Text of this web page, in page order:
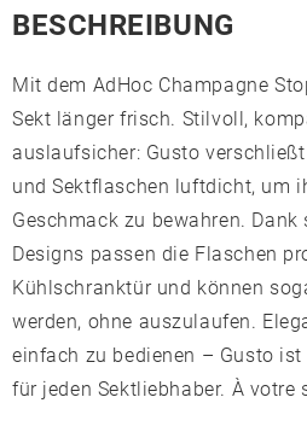
BESCHREIBUNG
Mit dem AdHoc Champagne
Sekt länger frisch. Stilvoll,
auslaufsicher: Gusto
und Sektflaschen luftdicht, um
Geschmack zu bewahren.
Designs passen die Flaschen
Kühlschranktür und können
werden, ohne auszulaufen.
einfach zu bedienen – Gusto
für jeden Sektliebhaber. À votre